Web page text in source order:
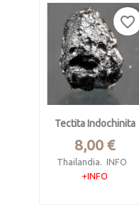
Mide 3.4 x 0.8 x 0.7
cm.
Tectita Indochinita
Precio
8,00 €
Thailandia. INFO
+INFO
favorite_border